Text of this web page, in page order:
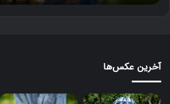
آخرین عکس‌ها